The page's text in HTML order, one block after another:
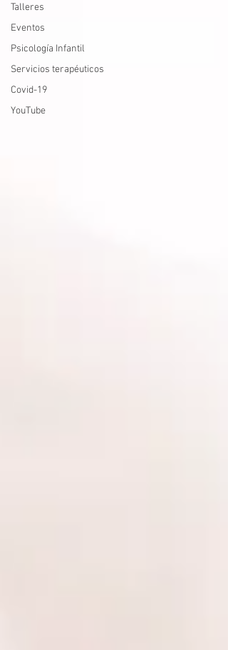
Talleres
Eventos
Psicología Infantil
Servicios terapéuticos
Covid-19
YouTube